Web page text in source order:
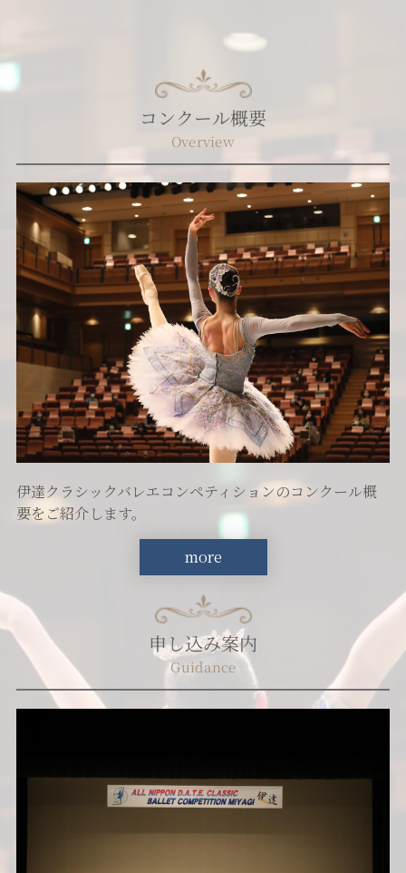
コンクール概要
Overview
伊達クラシックバレエコンペティションのコンクール概
要をご紹介します。
more
申し込み案内
Guidance